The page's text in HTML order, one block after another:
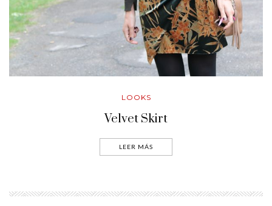
LOOKS
Velvet Skirt
LEER MÁS